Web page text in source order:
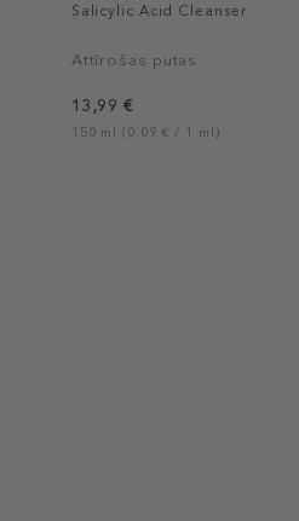
Salicylic Acid Cleanser
Attīrošas putas
13,99 €
150 ml (0,09 € / 1 ml)